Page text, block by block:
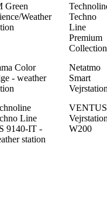
Green
Weather
Techno
Line
Premium
Collection
Color
- weather
Netatmo
Smart
Line
9140-IT -
station
VENTUS
W200